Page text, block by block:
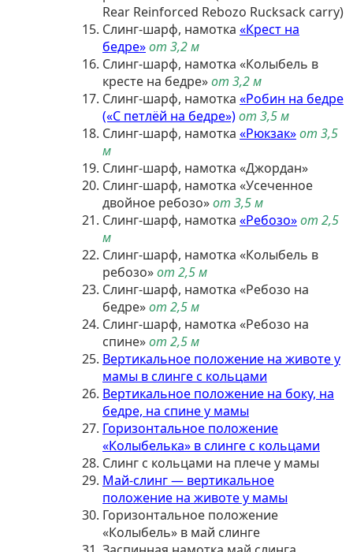
Rear Reinforced Rebozo Rucksack carry)
Слинг-шарф, намотка «Крест на
бедре»от 3,2 м
Слинг-шарф, намотка «Колыбель в
кресте на бедре»от 3,2 м
Слинг-шарф, намотка «Робин на бедре
(«С петлёй на бедре»)от 3,5 м
Слинг-шарф, намотка «Рюкзак»от 3,5
м
Слинг-шарф, намотка «Джордан»
Слинг-шарф, намотка «Усеченное
двойное ребозо»от 3,5 м
Слинг-шарф, намотка «Ребозо»от 2,5
м
Слинг-шарф, намотка «Колыбель в
ребозо»от 2,5 м
Слинг-шарф, намотка «Ребозо на
бедре»от 2,5 м
Слинг-шарф, намотка «Ребозо на
спине»от 2,5 м
Вертикальное положение на животе у
мамы в слинге с кольцами
Вертикальное положение на боку, на
бедре, на спине у мамы
Горизонтальное положение
«Колыбелька» в слинге с кольцами
Слинг с кольцами на плече у мамы
Май-слинг — вертикальное
положение на животе у мамы
Горизонтальное положение
«Колыбель» в май слинге